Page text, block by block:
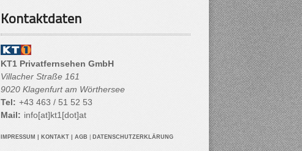
Kontaktdaten
KT1 Privatfernsehen GmbH
Villacher Straße 161
9020 Klagenfurt am Wörthersee
Tel: +43 463 / 51 52 53
Mail: info[at]kt1[dot]at
IMPRESSUM KONTAKT AGB DATENSCHUTZERKLÄRUNG